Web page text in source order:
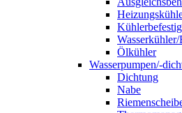
Ölkühler
Wasserpumpen/-
Dichtung
Nabe